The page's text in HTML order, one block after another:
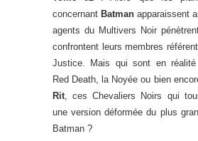
concernant Batman apparaissent
agents du Multivers Noir
confrontent leurs membres
Justice. Mais qui sont en réalité
Red Death, la Noyée ou bien
Rit, ces Chevaliers Noirs qui
une version déformée du plus
Batman ?